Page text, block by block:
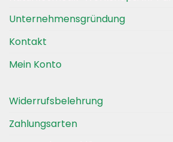
werden
Unternehmensgründung
Kontakt
Mein Konto
Widerrufsbelehrung
Zahlungsarten